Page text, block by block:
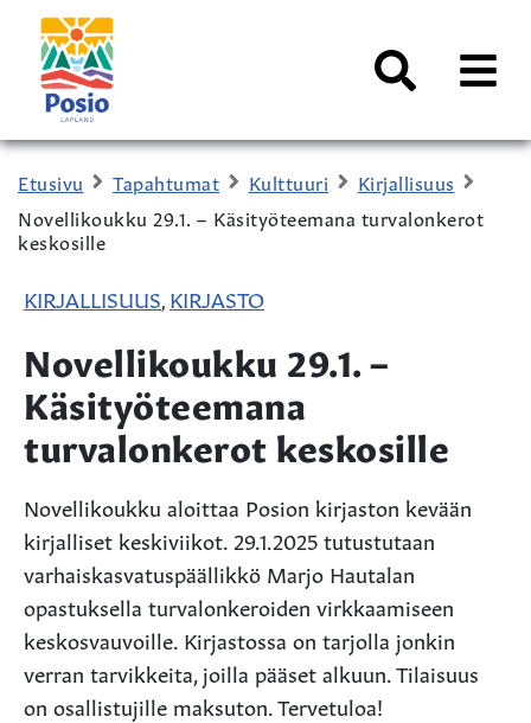
Siirry sisältöön
Kaupungin
logo
AVAA
Etusivu Tapahtumat Kulttuuri
Kirjallisuus
Novellikoukku 29.1. – Käsityöteemana turvalonkerot
keskosille
KIRJALLISUUS KIRJASTO
Novellikoukku 29.1. –
Käsityöteemana
turvalonkerot keskosille
Novellikoukku aloittaa Posion kirjaston kevään
kirjalliset keskiviikot. 29.1.2025 tutustutaan
varhaiskasvatuspäällikkö Marjo Hautalan
opastuksella turvalonkeroiden virkkaamiseen
keskosvauvoille. Kirjastossa on tarjolla jonkin
verran tarvikkeita, joilla pääset alkuun. Tilaisuus
on osallistujille maksuton. Tervetuloa!